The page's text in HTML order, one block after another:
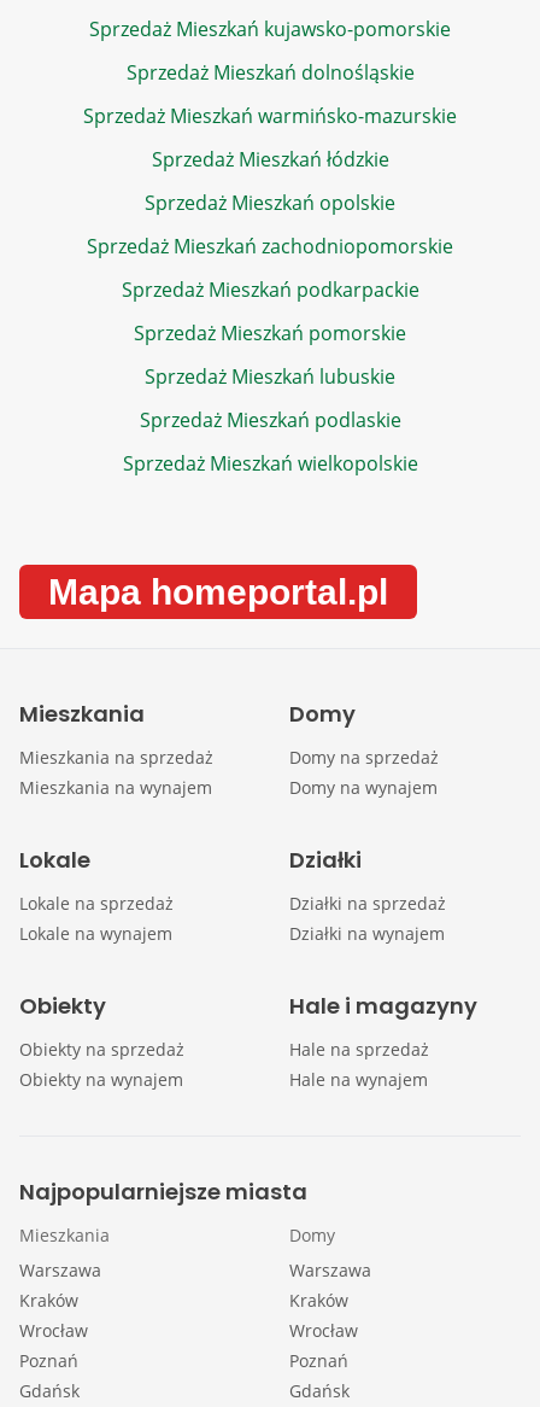
Sprzedaż Mieszkań kujawsko-pomorskie
Sprzedaż Mieszkań dolnośląskie
Sprzedaż Mieszkań warmińsko-mazurskie
Sprzedaż Mieszkań łódzkie
Sprzedaż Mieszkań opolskie
Sprzedaż Mieszkań zachodniopomorskie
Sprzedaż Mieszkań podkarpackie
Sprzedaż Mieszkań pomorskie
Sprzedaż Mieszkań lubuskie
Sprzedaż Mieszkań podlaskie
Sprzedaż Mieszkań wielkopolskie
Mapa homeportal.pl
Mieszkania
Mieszkania na sprzedaż
Mieszkania na wynajem
Domy
Domy na sprzedaż
Domy na wynajem
Lokale
Lokale na sprzedaż
Lokale na wynajem
Działki
Działki na sprzedaż
Działki na wynajem
Obiekty
Obiekty na sprzedaż
Obiekty na wynajem
Hale i magazyny
Hale na sprzedaż
Hale na wynajem
Najpopularniejsze miasta
Mieszkania
Warszawa
Kraków
Wrocław
Poznań
Gdańsk
Domy
Warszawa
Kraków
Wrocław
Poznań
Gdańsk